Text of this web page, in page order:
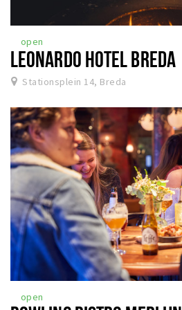
open
LEONARDO HOTEL BREDA
Stationsplein 14, Breda
open